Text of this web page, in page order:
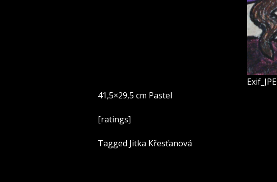
41,5×29,5 cm Pastel
[ratings]
Tagged Jitka Křesťanová